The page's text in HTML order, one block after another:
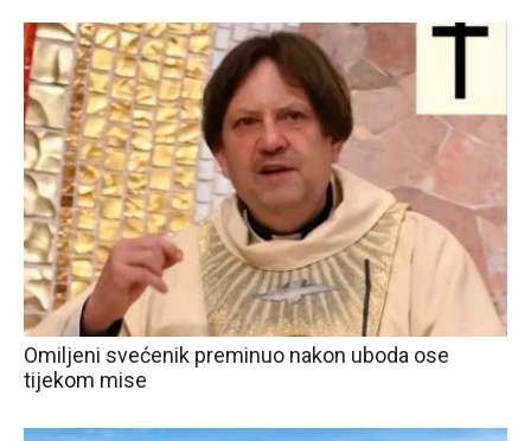
Omiljeni svećenik preminuo nakon uboda ose
tijekom mise